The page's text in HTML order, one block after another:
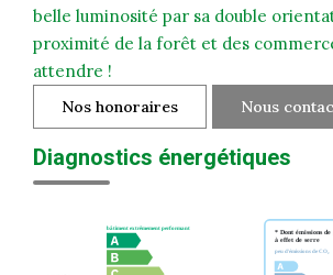
belle luminosité par sa double
proximité de la forêt et des
attendre !
Nos honoraires Nous
Diagnostics énergétiques